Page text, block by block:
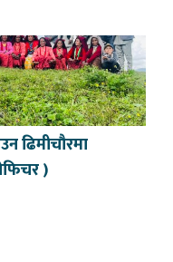
ढिमीचौरमा
)